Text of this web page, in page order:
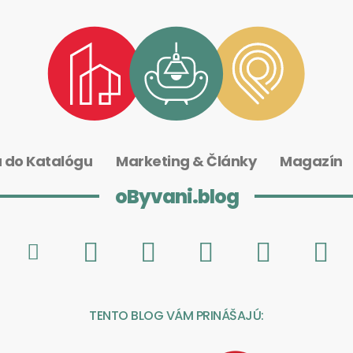
do Katalógu Marketing & Články Magazín
oByvani.blog
TENTO BLOG VÁM PRINÁŠAJÚ: